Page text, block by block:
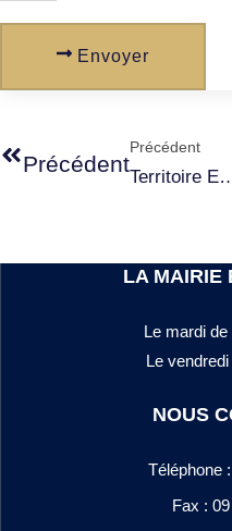
Envoyer
Précédent
Précédent
Territoire Educatif Rural –
LA MAIRIE
Le mardi de
Le
NOUS
Téléphone
Fax :